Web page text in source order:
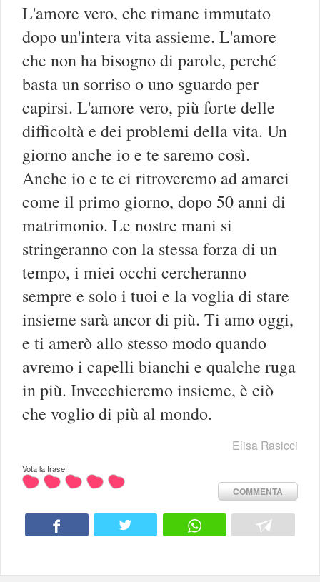
L'amore vero, che rimane immutato
dopo un'intera vita assieme. L'amore
che non ha bisogno di parole, perché
basta un sorriso o uno sguardo per
capirsi. L'amore vero, più forte delle
difficoltà e dei problemi della vita. Un
giorno anche io e te saremo così.
Anche io e te ci ritroveremo ad amarci
come il primo giorno, dopo 50 anni di
matrimonio. Le nostre mani si
stringeranno con la stessa forza di un
tempo, i miei occhi cercheranno
sempre e solo i tuoi e la voglia di stare
insieme sarà ancor di più. Ti amo oggi,
e ti amerò allo stesso modo quando
avremo i capelli bianchi e qualche ruga
in più. Invecchieremo insieme, è ciò
che voglio di più al mondo.
Elisa Rasicci
Vota la frase:
COMMENTA